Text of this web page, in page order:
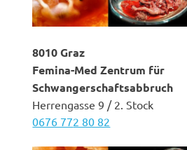
8010 Graz
Femina-MedZentrum für
Schwangerschaftsabbruch
Herrengasse 9 / 2. Stock
0676 772 80 82